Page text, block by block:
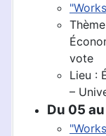
vote
Lieu :
–
Du 05